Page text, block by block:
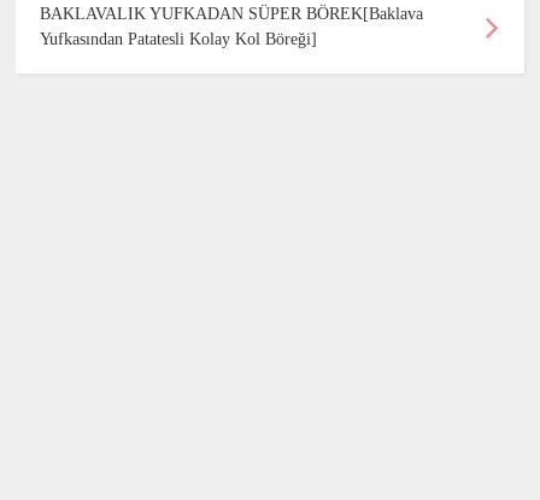
BAKLAVALIK YUFKADAN SÜPER BÖREK[Baklava
Yufkasından Patatesli Kolay Kol Böreği]